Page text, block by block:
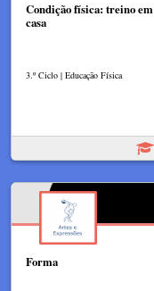
Condição física: treino em
casa
3.º Ciclo | Educação Física
Forma